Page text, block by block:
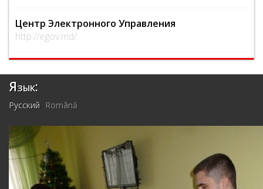
Центр Электронного Управления
http://egov.md/
Язык:
Русский Română